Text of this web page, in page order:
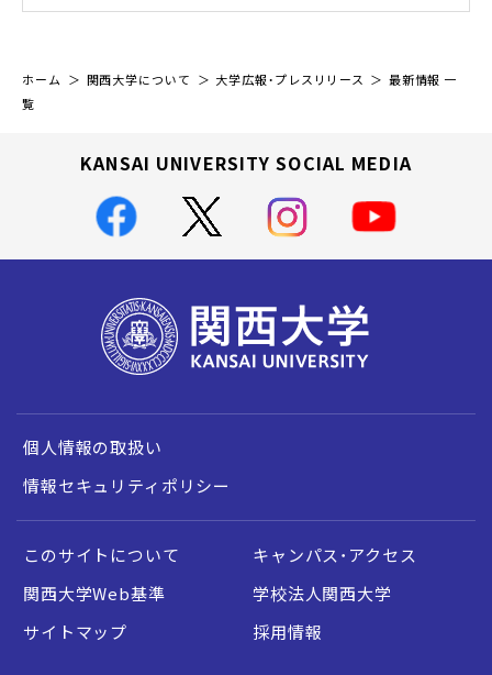
ホーム 関西大学について 大学広報・プレスリリース
最新情報 一
覧
KANSAI UNIVERSITY SOCIAL MEDIA
個人情報の取扱い
情報セキュリティポリシー
このサイトについて
キャンパス・アクセス
関西大学Web基準
学校法人関西大学
サイトマップ
採用情報